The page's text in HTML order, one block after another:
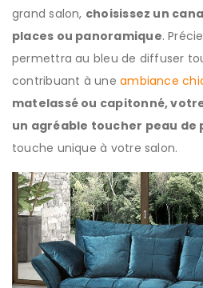
grand salon, choisissez un
places ou panoramique.
permettra au bleu de diffuser
contribuant à uneambiance
matelassé ou capitonné,
un agréable toucher peau de
touche unique à votre salon.